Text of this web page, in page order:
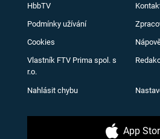
HbbTV
Podmínky užívání
Cookies
Vlastník FTV Prima spol. s
r.o.
Nahlásit chybu
App